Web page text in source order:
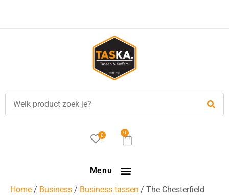
besteld, is vandaag verzonden!
0 0
Menu
Home / Business / Business tassen / The Chesterfield